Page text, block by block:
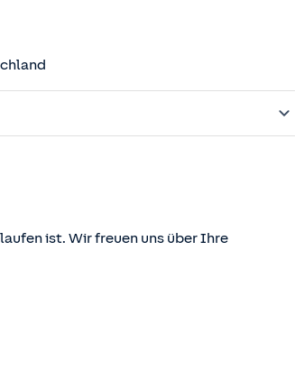
ist. Wir freuen uns über Ihre